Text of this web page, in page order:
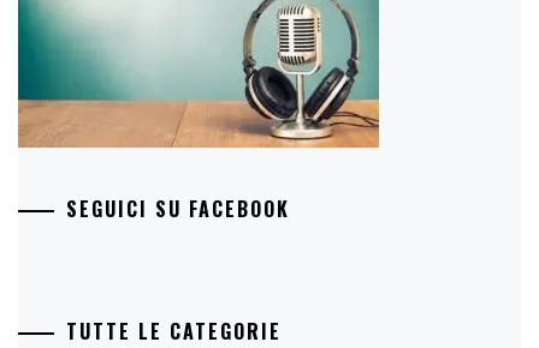
SEGUICI SU FACEBOOK
TUTTE LE CATEGORIE